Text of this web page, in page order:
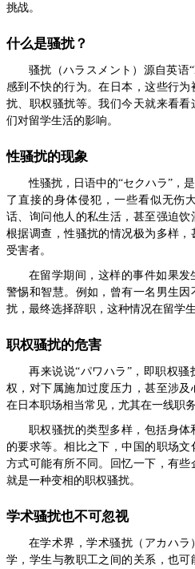
挑战。
什么是骚扰？
骚扰（ハラスメント）源自英语
感到不快的行为。在日本，这些行
扰、职权骚扰等。我们今天就来看
们对留学生活的影响。
性骚扰的现象
性骚扰，日语中的“セクハラ”，
了直接的身体侵犯，一些看似无伤
话、询问他人的私生活，甚至强迫饮
根据调查，性骚扰的情况极为多样
受害者。
在留学期间，这样的事件如果
警惕和智慧。例如，曾有一名男生
扰，最终选择辞职，这种情况在留学
职权骚扰的危害
再来说说“パワハラ”，即职权
权，对下属施加过度压力，甚至涉
在日本职场相当常见，尤其在一线职
职权骚扰的类型多样，包括身
的要求等。相比之下，中国的职场
方式可能有所不同。回忆一下，有
就是一种变相的职权骚扰。
学术骚扰也不可忽视
在学术界，学术骚扰（アカハ
学，学生与教职工之间的关系，也